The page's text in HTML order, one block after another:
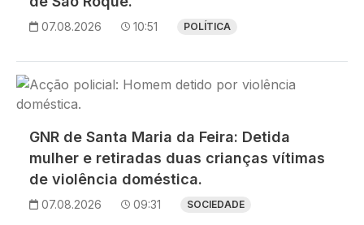
07.08.2026 10:51 POLÍTICA
Imagem
GNR de Santa Maria da Feira: Detida
mulher e retiradas duas crianças vítimas
de violência doméstica.
07.08.2026 09:31 SOCIEDADE